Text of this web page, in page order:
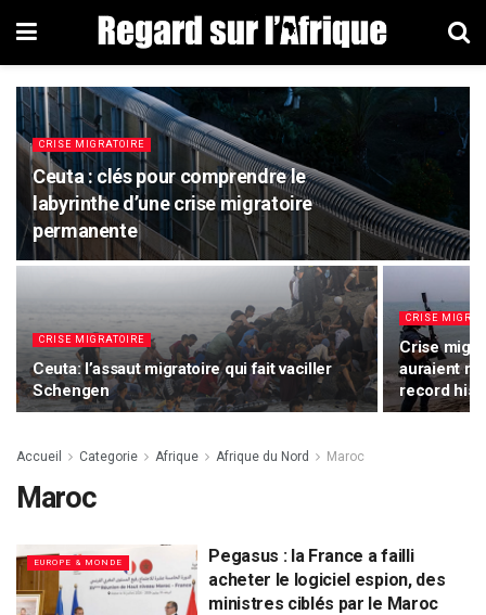
CRISE MIGRATOIRE
Ceuta : clés pour comprendre le
labyrinthe d’une crise migratoire
permanente
CRISE MIGRATOIRE
Ceuta: l’assaut migratoire qui fait vaciller
Schengen
CRISE
Crise
auraient
record
Accueil Categorie Afrique Afrique du Nord Maroc
Maroc
EUROPE & MONDE
Pegasus : la France a failli
acheter le logiciel espion, des
ministres ciblés par le Maroc